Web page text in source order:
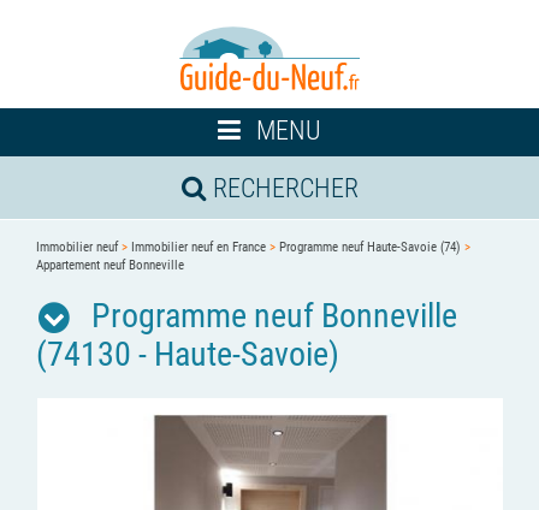
Toggle
navigation
MENU
RECHERCHER
Immobilier neuf> Immobilier neuf en France > Programme neuf Haute-Savoie (74) >
Appartement neuf Bonneville
Programme neuf Bonneville
(74130 - Haute-Savoie)